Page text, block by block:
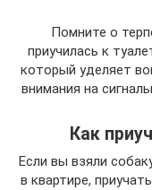
Помните о
приучилась к
который уделяет
внимания на
Как
Если вы взяли
в квартире,